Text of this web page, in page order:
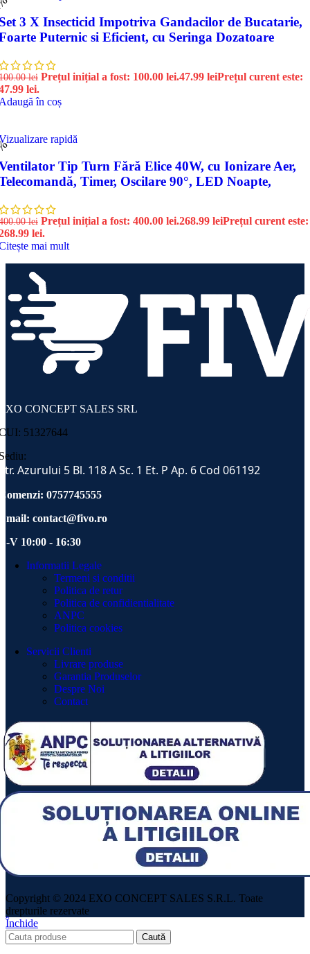
3 X Insecticid Impotriva Gandacilor de Bucatarie,
Puternic si Eficient, cu Seringa Dozatoare
lei Prețul inițial a fost: 100.00 lei.47.99 leiPrețul curent este:
lei.
în coș
rapidă
Tip Turn Fără Elice 40W, cu Ionizare Aer,
Timer, Oscilare 90°, LED Noapte,
lei Prețul inițial a fost: 400.00 lei.268.99 leiPrețul curent este:
lei.
mai mult
CONCEPT SALES SRL
51327644
Azurului 5 Bl. 118 A Sc. 1 Et. P Ap. 6 Cod 061192
0757745555
contact@fivo.ro
V 10:00 - 16:30
Informatii Legale
Termeni si conditii
Politica de retur
Politica de confidientialitate
ANPC
Politica cookies
Servicii Clienti
Livrare produse
Garantia Produselor
Despre Noi
Contact
Copyright © 2024 EXO CONCEPT SALES S.R.L. Toate
drepturile rezervate
Închide
Caută